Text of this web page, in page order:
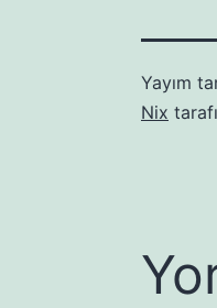
Yayım
Nix